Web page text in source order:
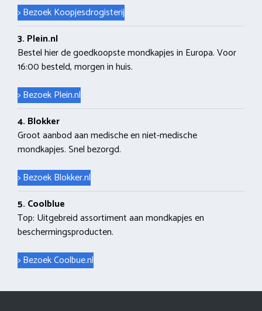
> Bezoek Koopjesdrogisterij
3. Plein.nl
Bestel hier de goedkoopste mondkapjes in Europa. Voor
16:00 besteld, morgen in huis.
> Bezoek Plein.nl
4. Blokker
Groot aanbod aan medische en niet-medische
mondkapjes. Snel bezorgd.
> Bezoek Blokker.nl
5. Coolblue
Top: Uitgebreid assortiment aan mondkapjes en
beschermingsproducten.
> Bezoek Coolbue.nl